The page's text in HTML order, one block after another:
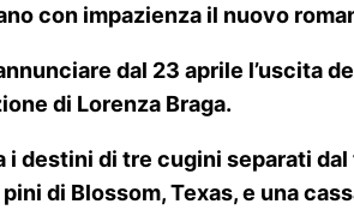
con impazienza il nuovo
dal 23 aprile l’uscita
di Lorenza Braga.
destini di tre cugini separati
di Blossom, Texas, e una